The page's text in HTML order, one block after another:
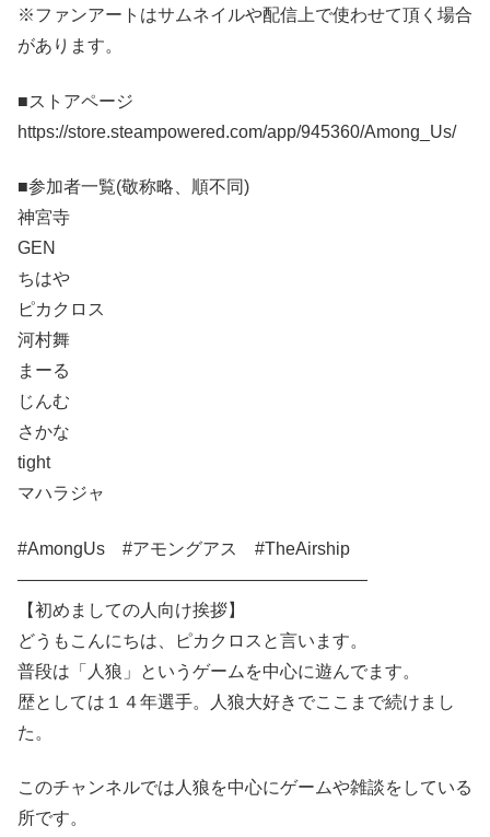
※ファンアートはサムネイルや配信上で使わせて頂く場合
があります。
■ストアページ
https://store.steampowered.com/app/945360/Among_Us/
■参加者一覧(敬称略、順不同)
神宮寺
GEN
ちはや
ピカクロス
河村舞
まーる
じんむ
さかな
tight
マハラジャ
#AmongUs #アモングアス #TheAirship
――――――――――――――――――――
【初めましての人向け挨拶】
どうもこんにちは、ピカクロスと言います。
普段は「人狼」というゲームを中心に遊んでます。
歴としては１４年選手。人狼大好きでここまで続けまし
た。
このチャンネルでは人狼を中心にゲームや雑談をしている
所です。